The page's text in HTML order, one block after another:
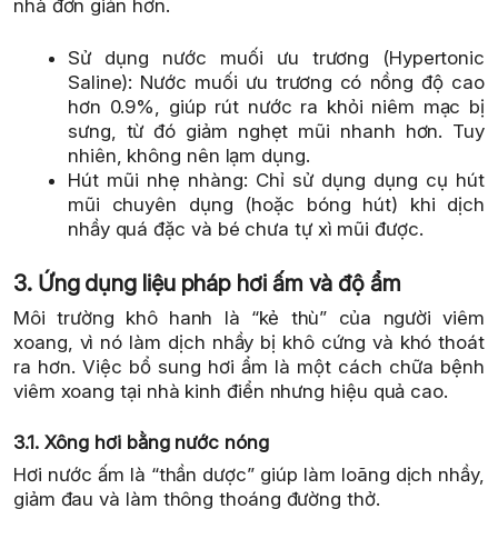
nhà đơn giản hơn.
Sử dụng nước muối ưu trương (Hypertonic
Saline): Nước muối ưu trương có nồng độ cao
hơn 0.9%, giúp rút nước ra khỏi niêm mạc bị
sưng, từ đó giảm nghẹt mũi nhanh hơn. Tuy
nhiên, không nên lạm dụng.
Hút mũi nhẹ nhàng: Chỉ sử dụng dụng cụ hút
mũi chuyên dụng (hoặc bóng hút) khi dịch
nhầy quá đặc và bé chưa tự xì mũi được.
3. Ứng dụng liệu pháp hơi ấm và độ ẩm
Môi trường khô hanh là “kẻ thù” của người viêm
xoang, vì nó làm dịch nhầy bị khô cứng và khó thoát
ra hơn. Việc bổ sung hơi ẩm là một cách chữa bệnh
viêm xoang tại nhà kinh điển nhưng hiệu quả cao.
3.1. Xông hơi bằng nước nóng
Hơi nước ấm là “thần dược” giúp làm loãng dịch nhầy,
giảm đau và làm thông thoáng đường thở.